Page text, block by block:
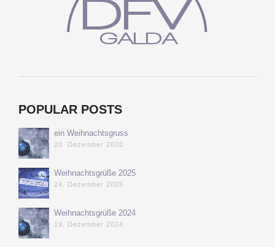
POPULAR POSTS
ein Weihnachtsgruss
20. Dezember 2020
Weihnachtsgrüße 2025
24. Dezember 2025
Weihnachtsgrüße 2024
19. Dezember 2024